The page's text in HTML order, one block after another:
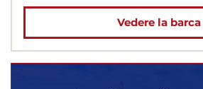
Vedere la barca